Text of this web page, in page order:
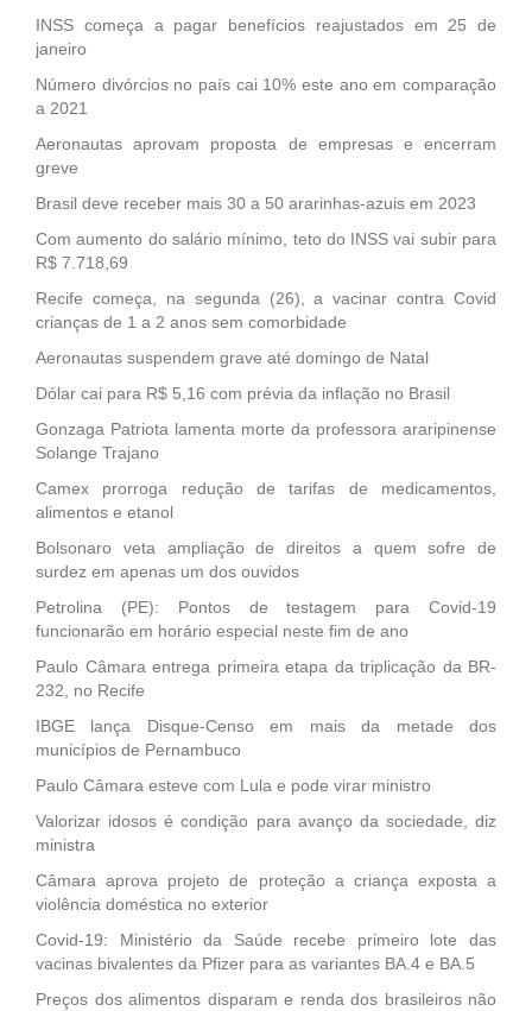
INSS começa a pagar benefícios reajustados em 25 de
janeiro
Número divórcios no país cai 10% este ano em comparação
a 2021
Aeronautas aprovam proposta de empresas e encerram
greve
Brasil deve receber mais 30 a 50 ararinhas-azuis em 2023
Com aumento do salário mínimo, teto do INSS vai subir para
R$ 7.718,69
Recife começa, na segunda (26), a vacinar contra Covid
crianças de 1 a 2 anos sem comorbidade
Aeronautas suspendem grave até domingo de Natal
Dólar cai para R$ 5,16 com prévia da inflação no Brasil
Gonzaga Patriota lamenta morte da professora araripinense
Solange Trajano
Camex prorroga redução de tarifas de medicamentos,
alimentos e etanol
Bolsonaro veta ampliação de direitos a quem sofre de
surdez em apenas um dos ouvidos
Petrolina (PE): Pontos de testagem para Covid-19
funcionarão em horário especial neste fim de ano
Paulo Câmara entrega primeira etapa da triplicação da BR-
232, no Recife
IBGE lança Disque-Censo em mais da metade dos
municípios de Pernambuco
Paulo Câmara esteve com Lula e pode virar ministro
Valorizar idosos é condição para avanço da sociedade, diz
ministra
Câmara aprova projeto de proteção a criança exposta a
violência doméstica no exterior
Covid-19: Ministério da Saúde recebe primeiro lote das
vacinas bivalentes da Pfizer para as variantes BA.4 e BA.5
Preços dos alimentos disparam e renda dos brasileiros não